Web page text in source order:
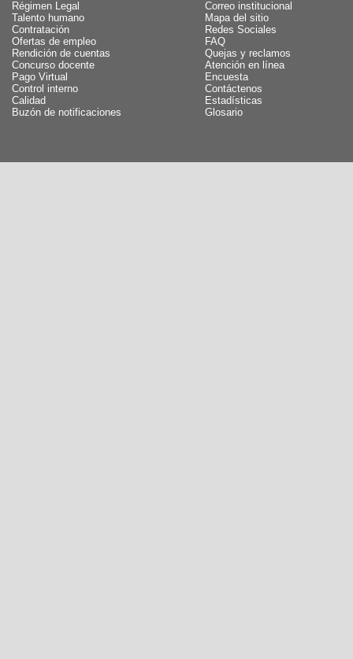
Régimen Legal
Talento humano
Contratación
Ofertas de empleo
Rendición de cuentas
Concurso docente
Pago Virtual
Control interno
Calidad
Buzón de notificaciones
Correo institucional
Mapa del sitio
Redes Sociales
FAQ
Quejas y reclamos
Atención en línea
Encuesta
Contáctenos
Estadísticas
Glosario